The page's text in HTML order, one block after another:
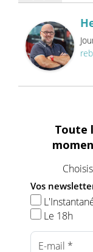
Toute
Vos
Le 18h